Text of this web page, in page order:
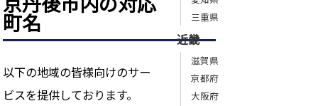
町名
以下の地域の皆様向けのサー
ビスを提供しております。
三重県
近畿
滋賀県
京都府
大阪府